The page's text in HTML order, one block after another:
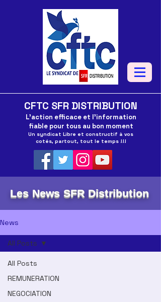
CFTC SFR DISTRIBUTION
L'action efficace et l'information
fiable pour tous au bon moment
Un syndicat Libre et constructif à vos
cotés, partout, tout le temps !!!
Les News SFR Distribution
News
All Posts
REMUNERATION
NEGOCIATION
All Posts